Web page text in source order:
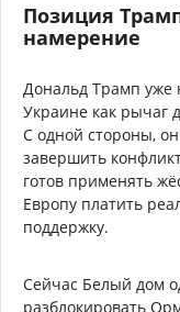
Позиция
намерение
Дональд Трамп уже
Украине как рычаг
С одной стороны,
завершить
готов применять
Европу платить
поддержку.
Сейчас Белый дом
разблокировать